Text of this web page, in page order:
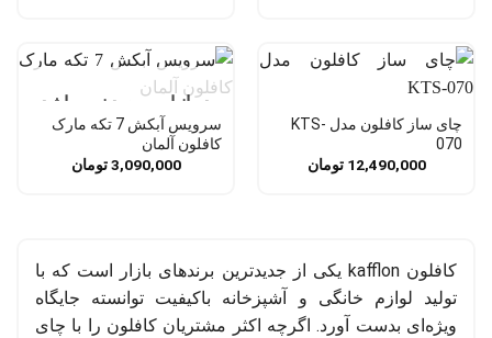
چای ساز کافلون مدل KTS-
070
12,490,000 تومان
در انبار موجود نمی باشد
سرویس آبکش 7 تکه مارک
کافلون آلمان
3,090,000 تومان
کافلون kafflon یکی از جدیدترین برندهای بازار است که با
تولید لوازم خانگی و آشپزخانه باکیفیت توانسته جایگاه
ویژه‌ای بدست آورد. اگرچه اکثر مشتریان کافلون را با چای